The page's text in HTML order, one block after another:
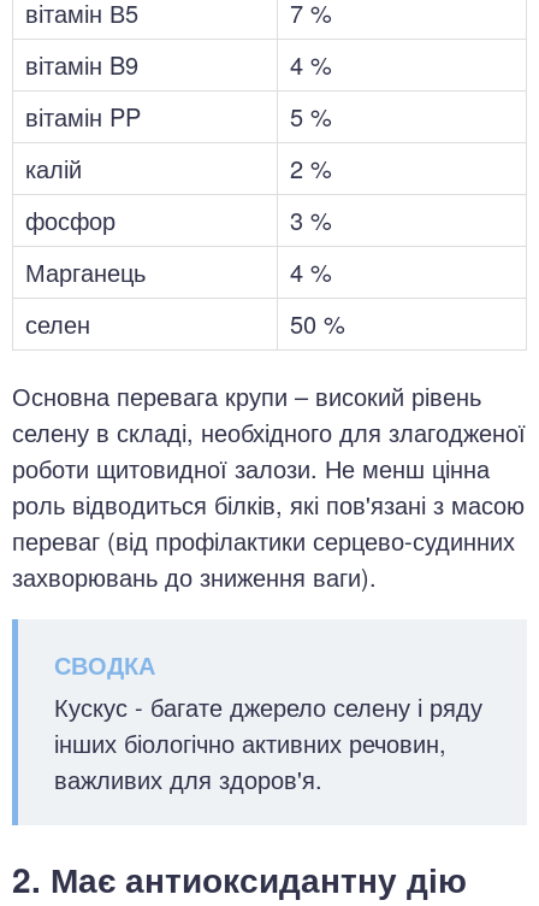
вітамін В5
7 %
вітамін B9
4 %
вітамін PP
5 %
калій
2 %
фосфор
3 %
Марганець
4 %
селен
50 %
Основна перевага крупи – високий рівень
селену в складі, необхідного для злагодженої
роботи щитовидної залози. Не менш цінна
роль відводиться білків, які пов'язані з масою
переваг (від профілактики серцево-судинних
захворювань до зниження ваги).
Кускус - багате джерело селену і ряду
інших біологічно активних речовин,
важливих для здоров'я.
2. Має антиоксидантну дію